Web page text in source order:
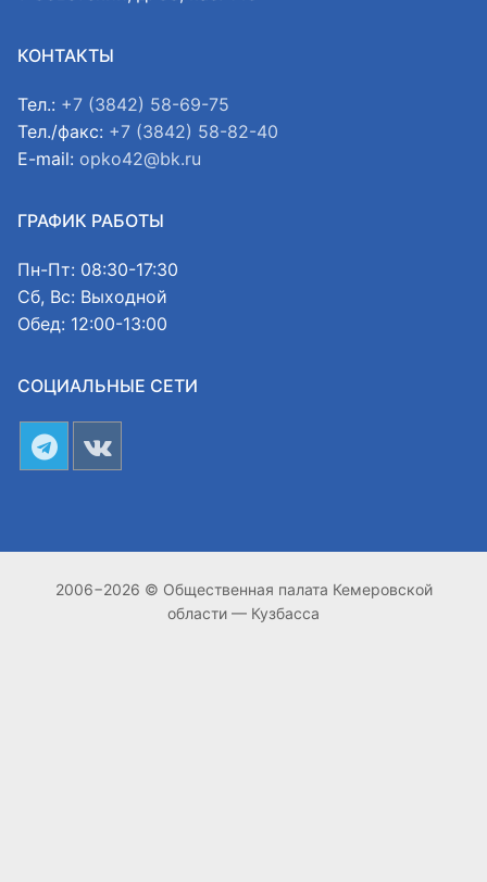
КОНТАКТЫ
Тел.: +7 (3842) 58-69-75
Тел./факс: +7 (3842) 58-82-40
E-mail: opko42@bk.ru
ГРАФИК РАБОТЫ
Пн-Пт: 08:30-17:30
Сб, Вс: Выходной
Обед: 12:00-13:00
СОЦИАЛЬНЫЕ СЕТИ
2006−2026 © Общественная палата Кемеровской
области — Кузбасса